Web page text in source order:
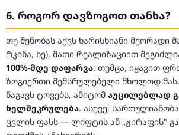
6. როგორ დავზოგოთ თანხა?
თუ შენობას აქვს ხარისხიანი მეორადი
რკინა, ხე), მათი რეალიზაციით
100%-მდე დაფარვა. თუმცა, იყავით
ზოგიერთი შემსრულებელი მხოლოდ
ნაგავს ტოვებს, ამიტომ აუცილებლად
ხელშეკრულება. ასევე,
ცვლის ფასს — ლიფტის ან „ჟირაფის"